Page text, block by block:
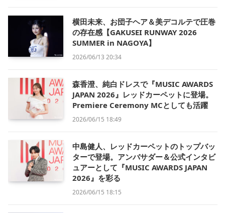
横田未来、お団子ヘア＆美デコルテで圧巻
の存在感【GAKUSEI RUNWAY 2026
SUMMER in NAGOYA】
2026/06/13 20:34
森香澄、純白ドレスで『MUSIC AWARDS
JAPAN 2026』レッドカーペットに登場。
Premiere Ceremony MCとしても活躍
2026/06/15 18:49
中島健人、レッドカーペットのトップバッ
ターで登場。アンバサダー＆公式インタビ
ュアーとして『MUSIC AWARDS JAPAN
2026』を彩る
2026/06/15 18:15